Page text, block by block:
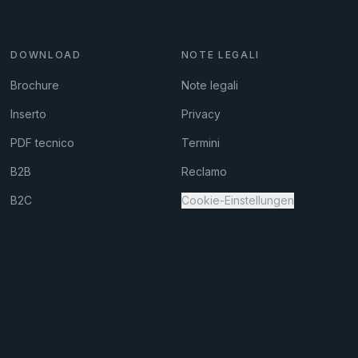
DOWNLOAD
Brochure
Inserto
PDF tecnico
B2B
B2C
NOTE LEGALI
Note legali
Privacy
Termini
Reclamo
Cookie-Einstellungen